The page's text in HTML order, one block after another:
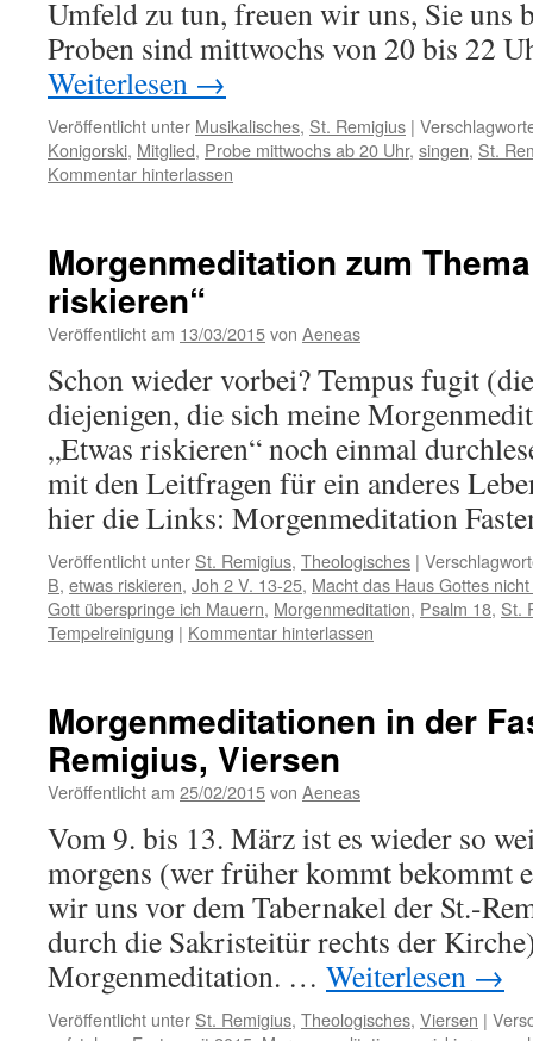
Umfeld zu tun, freuen wir uns, Sie uns
Proben sind mittwochs von 20 bis 22
Weiterlesen →
Veröffentlicht unter Musikalisches, St. Remigius |
Konigorski, Mitglied, Probe mittwochs ab 20 Uhr, singen, St.
Kommentar hinterlassen
Morgenmeditation zum
riskieren“
Veröffentlicht am 13/03/2015von Aeneas
Schon wieder vorbei? Tempus fugit
diejenigen, die sich meine
„Etwas riskieren“ noch einmal
mit den Leitfragen für ein anderes
hier die Links: Morgenmeditation
Veröffentlicht unter St. Remigius, Theologisches |
B, etwas riskieren, Joh 2 V. 13-25, Macht das Haus Gottes
Gott überspringe ich Mauern, Morgenmeditation, Psalm 18, St.
Tempelreinigung | Kommentar hinterlassen
Morgenmeditationen in der
Remigius, Viersen
Veröffentlicht am 25/02/2015von Aeneas
Vom 9. bis 13. März ist es wieder so
morgens (wer früher kommt bekommt
wir uns vor dem Tabernakel der St.-
durch die Sakristeitür rechts der
Morgenmeditation. … Weiterlesen →
Veröffentlicht unter St. Remigius, Theologisches, Viersen |